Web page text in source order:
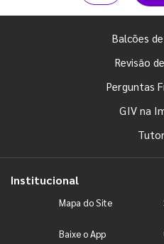
Balcões
Revisão
Perguntas
GIV na
Institucional
Mapa do Site
Baixe o App